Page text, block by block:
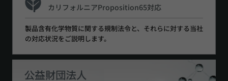
カリフォルニアProposition65対応
製品含有化学物質に関する規制法令と、それらに対する当社
の対応状況をご説明します。